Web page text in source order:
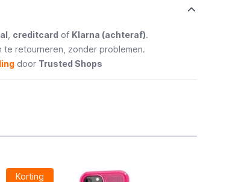
creditcard of Klarna (achteraf).
te retourneren, zonder problemen.
door Trusted Shops
Korting